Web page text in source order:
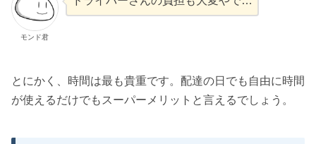
モンド君
とにかく、時間は最も貴重です。配達の日でも自由に時間
が使えるだけでもスーパーメリットと言えるでしょう。